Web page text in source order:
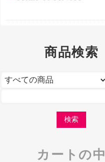
商品検索
カートの中